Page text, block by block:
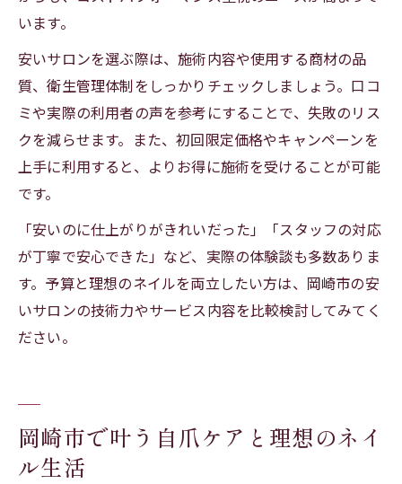
います。
安いサロンを選ぶ際は、施術内容や使用する商材の品
質、衛生管理体制をしっかりチェックしましょう。口コ
ミや実際の利用者の声を参考にすることで、失敗のリス
クを減らせます。また、初回限定価格やキャンペーンを
上手に利用すると、よりお得に施術を受けることが可能
です。
「安いのに仕上がりがきれいだった」「スタッフの対応
が丁寧で安心できた」など、実際の体験談も多数ありま
す。予算と理想のネイルを両立したい方は、岡崎市の安
いサロンの技術力やサービス内容を比較検討してみてく
ださい。
岡崎市で叶う自爪ケアと理想のネイ
ル生活